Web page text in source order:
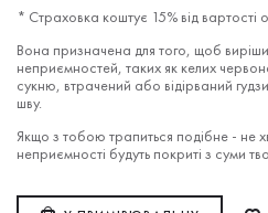
* Страховка коштує 15% від вартості
Вона призначена для того, щоб
неприємностей, таких як келих
сукню, втрачений або відірваний
шву.
Якщо з тобою трапиться подібне - не
неприємності будуть покриті з суми